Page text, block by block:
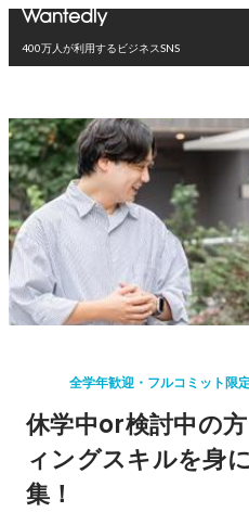
400万人が利用するビジネスSNS
全学年歓迎・フルコミット限
休学中or検討中の
ィングスキルを身
集！